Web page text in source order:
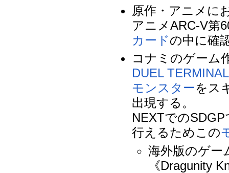
原作・アニメに
アニメARC-V第
カードの中に確
コナミのゲーム
DUEL TERMINAL
モンスターをス
出現する。
NEXTでの
行えるためこの
海外版のゲー
《Dragunity